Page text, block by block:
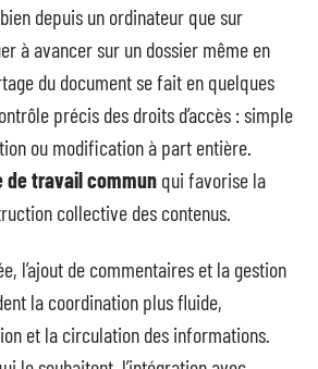
depuis un ordinateur que sur
à avancer sur un dossier même en
du document se fait en quelques
précis des droits d’accès : simple
ou modification à part entière.
de travail commun qui favorise la
collective des contenus.
l’ajout de commentaires et la gestion
la coordination plus fluide,
et la circulation des informations.